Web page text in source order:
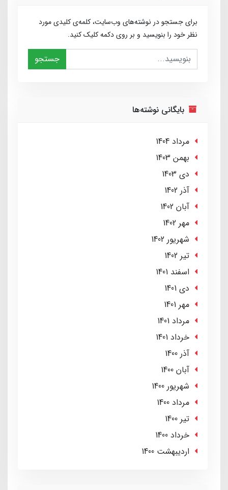
برای جستجو در نوشته‌های وب‌سایت، کلمه‌ی کلیدی مورد
نظر خود را بنویسید و بر روی دکمه کلیک کنید.
جستجو
بایگانی نوشته‌ها
مرداد 1404
بهمن 1403
دی 1403
آذر 1402
آبان 1402
مهر 1402
شهریور 1402
تير 1402
اسفند 1401
دی 1401
مهر 1401
مرداد 1401
خرداد 1401
آذر 1400
آبان 1400
شهریور 1400
مرداد 1400
تير 1400
خرداد 1400
ارديبهشت 1400